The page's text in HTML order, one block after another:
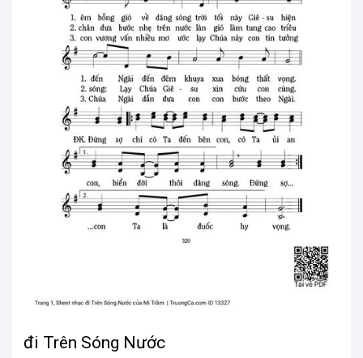
đi Trên Sóng Nước